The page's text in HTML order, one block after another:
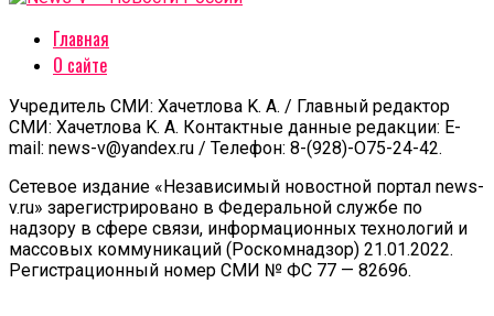
Главная
О сайте
Учредитель СМИ: Xaчeтлoвa K. A. / Главный редактор
СМИ: Xaчeтлoвa K. A. Контактные данные редакции: E-
mail: news-v@yandex.ru / Телефон: 8-(928)-O75-24-42.
Сетевое издание «Независимый новостной портал news-
v.ru» зарегистрировано в Федеральной службе по
надзору в сфере связи, информационных технологий и
массовых коммуникаций (Роскомнадзор) 21.01.2022.
Регистрационный номер СМИ № ФС 77 — 82696.